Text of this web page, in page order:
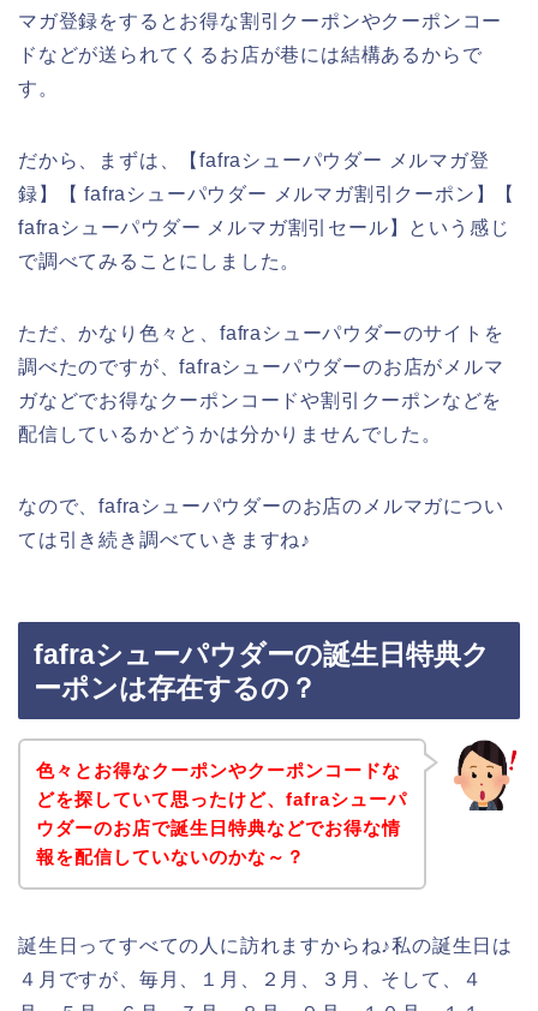
マガ登録をするとお得な割引クーポンやクーポンコー
ドなどが送られてくるお店が巷には結構あるからで
す。
だから、まずは、【fafraシューパウダー メルマガ登
録】【 fafraシューパウダー メルマガ割引クーポン】【
fafraシューパウダー メルマガ割引セール】という感じ
で調べてみることにしました。
ただ、かなり色々と、fafraシューパウダーのサイトを
調べたのですが、fafraシューパウダーのお店がメルマ
ガなどでお得なクーポンコードや割引クーポンなどを
配信しているかどうかは分かりませんでした。
なので、fafraシューパウダーのお店のメルマガについ
ては引き続き調べていきますね♪
fafraシューパウダーの誕生日特典ク
ーポンは存在するの？
色々とお得なクーポンやクーポンコードな
どを探していて思ったけど、fafraシューパ
ウダーのお店で誕生日特典などでお得な情
報を配信していないのかな～？
誕生日ってすべての人に訪れますからね♪私の誕生日は
４月ですが、毎月、１月、２月、３月、そして、４